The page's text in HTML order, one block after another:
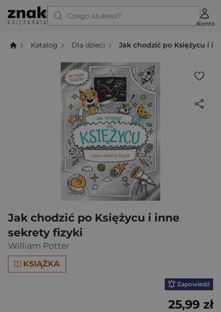
Czego szukasz?
Konto
Katalog Dla dzieci Jak chodzić po Księżycu i
Jak chodzić po Księżycu i inne
sekrety fizyki
William Potter
KSIĄŻKA
Zapowiedź
25,99 zł